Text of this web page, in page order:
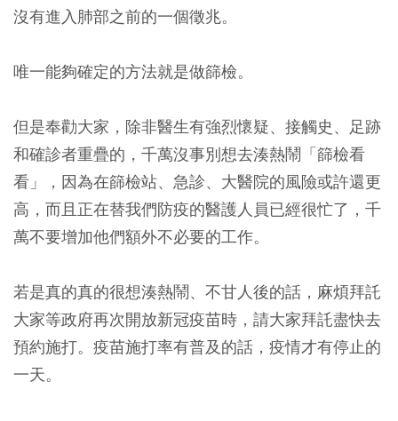
沒有進入肺部之前的一個徵兆。
唯一能夠確定的方法就是做篩檢。
但是奉勸大家，除非醫生有強烈懷疑、接觸史、足跡
和確診者重疊的，千萬沒事別想去湊熱鬧「篩檢看
看」，因為在篩檢站、急診、大醫院的風險或許還更
高，而且正在替我們防疫的醫護人員已經很忙了，千
萬不要增加他們額外不必要的工作。
若是真的真的很想湊熱鬧、不甘人後的話，麻煩拜託
大家等政府再次開放新冠疫苗時，請大家拜託盡快去
預約施打。疫苗施打率有普及的話，疫情才有停止的
一天。